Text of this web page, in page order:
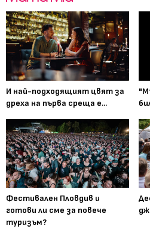
И най-подходящият цвят за
дреха на първа среща е...
Фестивален Пловдив и
готови ли сме за повече
туризъм?